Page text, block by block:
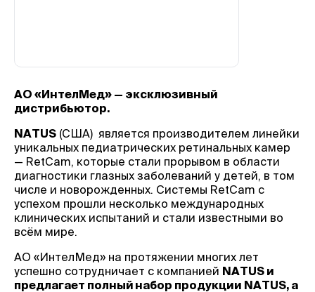
АО «ИнтелМед» — эксклюзивный
дистрибьютор.
NATUS (США) является производителем линейки
уникальных педиатрических ретинальных камер
— RetCam, которые стали прорывом в области
диагностики глазных заболеваний у детей, в том
числе и новорожденных. Системы RetCam с
успехом прошли несколько международных
клинических испытаний и стали известными во
всём мире.
АО «ИнтелМед» на протяжении многих лет
успешно сотрудничает с компанией NATUS и
предлагает полный набор продукции NATUS, а